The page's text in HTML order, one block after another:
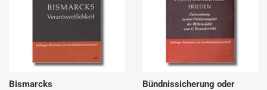
Bismarcks
Bündnissicherung oder